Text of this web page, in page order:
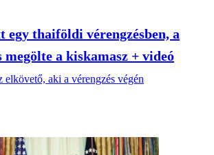
egy thaiföldi vérengzésben, a
megölte a kiskamasz + videó
elkövető, aki a vérengzés végén